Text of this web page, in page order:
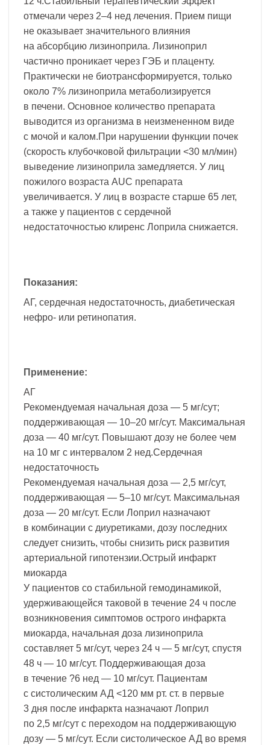
отмечали через 2–4 нед лечения. Прием пищи
не оказывает значительного влияния
на абсорбцию лизиноприла. Лизиноприл
частично проникает через ГЭБ и плаценту.
Практически не биотрансформируется, только
около 7% лизиноприла метаболизируется
в печени. Основное количество препарата
выводится из организма в неизмененном виде
с мочой и калом.При нарушении функции почек
(скорость клубочковой фильтрации <30 мл/мин)
выведение лизиноприла замедляется. У лиц
пожилого возраста AUC препарата
увеличивается. У лиц в возрасте старше 65 лет,
а также у пациентов с сердечной
недостаточностью клиренс Лоприла снижается.
Показания:
АГ, сердечная недостаточность, диабетическая
нефро- или ретинопатия.
Применение:
АГ
Рекомендуемая начальная доза — 5 мг/сут;
поддерживающая — 10–20 мг/сут. Максимальная
доза — 40 мг/сут. Повышают дозу не более чем
на 10 мг с интервалом 2 нед.Сердечная
недостаточность
Рекомендуемая начальная доза — 2,5 мг/сут,
поддерживающая — 5–10 мг/сут. Максимальная
доза — 20 мг/сут. Если Лоприл назначают
в комбинации с диуретиками, дозу последних
следует снизить, чтобы снизить риск развития
артериальной гипотензии.Острый инфаркт
миокарда
У пациентов со стабильной гемодинамикой,
удерживающейся таковой в течение 24 ч после
возникновения симптомов острого инфаркта
миокарда, начальная доза лизиноприла
составляет 5 мг/сут, через 24 ч — 5 мг/сут, спустя
48 ч — 10 мг/сут. Поддерживающая доза
в течение ?6 нед — 10 мг/сут. Пациентам
с систолическим АД <120 мм рт. ст. в первые
3 дня после инфаркта назначают Лоприл
по 2,5 мг/сут с переходом на поддерживающую
дозу — 5 мг/сут. Если систолическое АД во время